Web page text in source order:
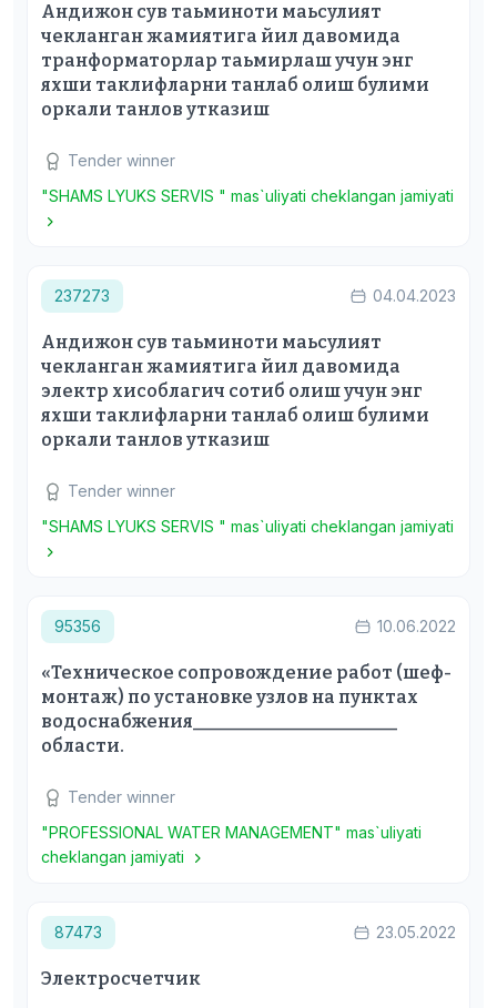
Андижон сув таьминоти маьсулият
чекланган жамиятига йил давомида
транформаторлар таьмирлаш учун энг
яхши таклифларни танлаб олиш булими
оркали танлов утказиш
Tender winner
"SHAMS LYUKS SERVIS " mas`uliyati cheklangan jamiyati
237273 04.04.2023
Андижон сув таьминоти маьсулият
чекланган жамиятига йил давомида
электр хисоблагич сотиб олиш учун энг
яхши таклифларни танлаб олиш булими
оркали танлов утказиш
Tender winner
"SHAMS LYUKS SERVIS " mas`uliyati cheklangan jamiyati
95356 10.06.2022
«Техническое сопровождение работ (шеф-
монтаж) по установке узлов на пунктах
водоснабжения_______________________
области.
Tender winner
"PROFESSIONAL WATER MANAGEMENT" mas`uliyati
cheklangan jamiyati
87473 23.05.2022
Электросчетчик